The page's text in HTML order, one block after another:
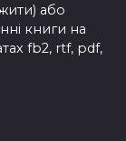
або
книги на
fb2, rtf, pdf,